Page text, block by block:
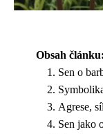
Obsah článku:
Sen o
Agrese,
Sen jako